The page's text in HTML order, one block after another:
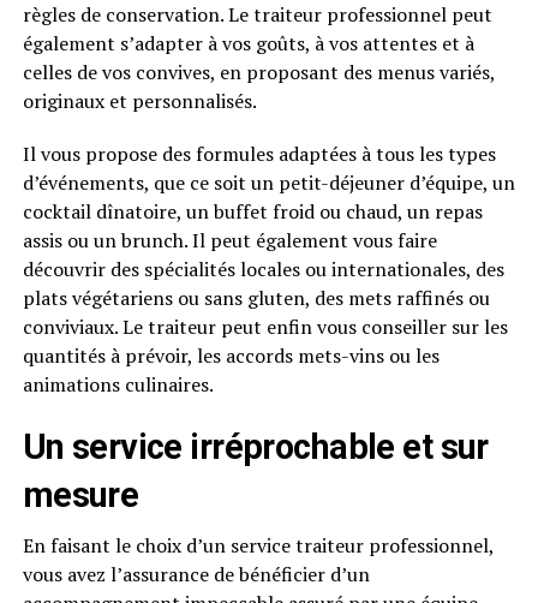
règles de conservation. Le traiteur professionnel peut
également s’adapter à vos goûts, à vos attentes et à
celles de vos convives, en proposant des menus variés,
originaux et personnalisés.
Il vous propose des formules adaptées à tous les types
d’événements, que ce soit un petit-déjeuner d’équipe, un
cocktail dînatoire, un buffet froid ou chaud, un repas
assis ou un brunch. Il peut également vous faire
découvrir des spécialités locales ou internationales, des
plats végétariens ou sans gluten, des mets raffinés ou
conviviaux. Le traiteur peut enfin vous conseiller sur les
quantités à prévoir, les accords mets-vins ou les
animations culinaires.
Un service irréprochable et sur
mesure
En faisant le choix d’un service traiteur professionnel,
vous avez l’assurance de bénéficier d’un